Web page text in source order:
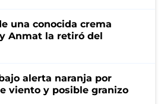
una conocida crema
Anmat la retiró del
alerta naranja por
viento y posible granizo